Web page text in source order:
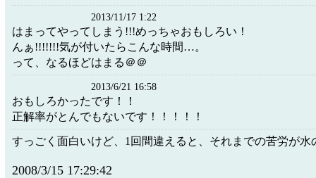
2013/11/17 1:22
はまってやってしまう!!!めっちゃおもしろい！
んぁ!!!!!!!気が付いたらこんな時間…。
って、なるほどはまる＠＠
2013/6/21 16:58
おもしろかったです！！
正解率がとんでもないです！！！！！
すっごく面白いけど、1回間違えると、それまでの苦労が
2008/3/15 17:29:42